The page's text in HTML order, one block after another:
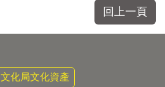
回上一頁
文化局文化資產